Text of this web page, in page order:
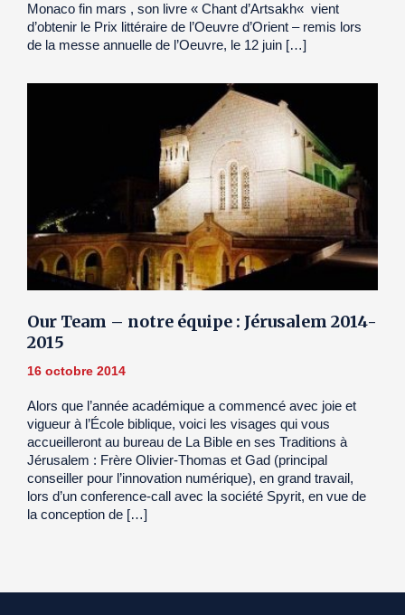
Monaco fin mars , son livre « Chant d’Artsakh« vient
d’obtenir le Prix littéraire de l’Oeuvre d’Orient – remis lors
de la messe annuelle de l’Oeuvre, le 12 juin […]
Our Team – notre équipe : Jérusalem 2014-
2015
16 octobre 2014
Alors que l’année académique a commencé avec joie et
vigueur à l’École biblique, voici les visages qui vous
accueilleront au bureau de La Bible en ses Traditions à
Jérusalem : Frère Olivier-Thomas et Gad (principal
conseiller pour l’innovation numérique), en grand travail,
lors d’un conference-call avec la société Spyrit, en vue de
la conception de […]